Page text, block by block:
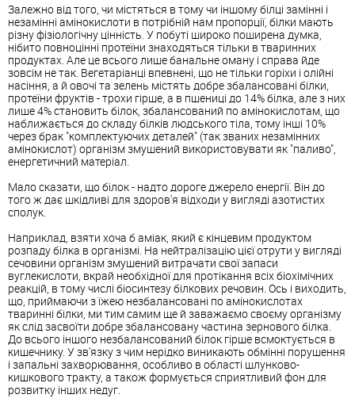
Залежно від того, чи містяться в тому чи іншому білці замінні і
незамінні амінокислоти в потрібній нам пропорції, білки мають
різну фізіологічну цінність. У побуті широко поширена думка,
нібито повноцінні протеїни знаходяться тільки в тваринних
продуктах. Але це всього лише банальне оману і справа йде
зовсім не так. Вегетаріанці впевнені, що не тільки горіхи і олійні
насіння, а й овочі та зелень містять добре збалансовані білки,
протеїни фруктів - трохи гірше, а в пшениці до 14% білка, але з них
лише 4% становить білок, збалансований по амінокислотам, що
наближається до складу білків людського тіла, тому інші 10%
через брак "комплектуючих деталей" (так званих незамінних
амінокислот) організм змушений використовувати як "паливо",
енергетичний матеріал.
Мало сказати, що білок - надто дороге джерело енергії. Він до
того ж дає шкідливі для здоров'я відходи у вигляді азотистих
сполук.
Наприклад, взяти хоча б аміак, який є кінцевим продуктом
розпаду білка в організмі. На нейтралізацію цієї отрути у вигляді
сечовини організм змушений витрачати свої запаси
вуглекислоти, вкрай необхідної для протікання всіх біохімічних
реакцій, в тому числі біосинтезу білкових речовин. Ось і виходить,
що, приймаючи з їжею незбалансовані по амінокислотах
тваринні білки, ми тим самим ще й заважаємо своєму організму
як слід засвоїти добре збалансовану частина зернового білка.
До всього іншого незбалансований білок гірше всмоктується в
кишечнику. У зв'язку з чим нерідко виникають обмінні порушення
і запальні захворювання, особливо в області шлунково-
кишкового тракту, а також формується сприятливий фон для
розвитку інших недуг.